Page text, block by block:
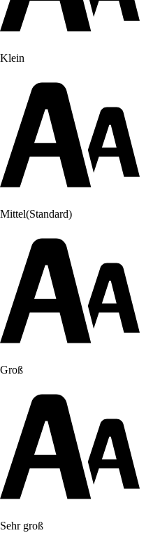
Klein
Mittel(Standard)
Groß
Sehr groß